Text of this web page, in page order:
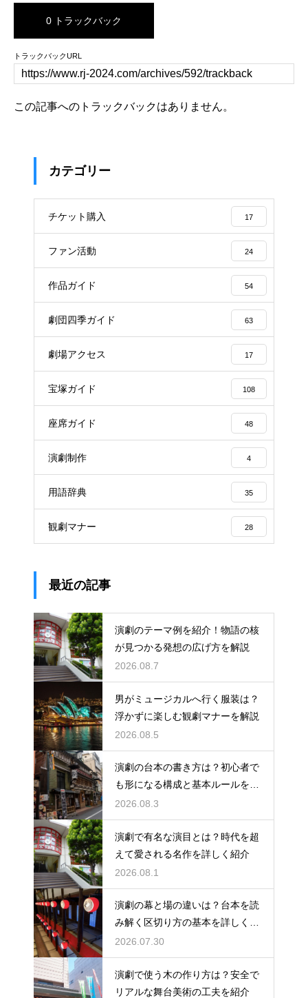
0 トラックバック
トラックバックURL
この記事へのトラックバックはありません。
カテゴリー
チケット購入 17
ファン活動 24
作品ガイド 54
劇団四季ガイド 63
劇場アクセス 17
宝塚ガイド 108
座席ガイド 48
演劇制作 4
用語辞典 35
観劇マナー 28
最近の記事
演劇のテーマ例を紹介！物語の核
が見つかる発想の広げ方を解説
2026.08.7
男がミュージカルへ行く服装は？
浮かずに楽しむ観劇マナーを解説
2026.08.5
演劇の台本の書き方は？初心者で
も形になる構成と基本ルールを解
説
2026.08.3
演劇で有名な演目とは？時代を超
えて愛される名作を詳しく紹介
2026.08.1
演劇の幕と場の違いは？台本を読
み解く区切り方の基本を詳しく解
説
2026.07.30
演劇で使う木の作り方は？安全で
リアルな舞台美術の工夫を紹介